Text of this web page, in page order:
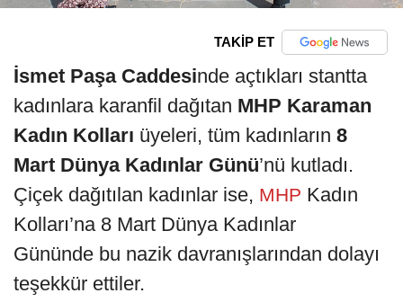
TAKİP ET
İsmet Paşa Caddesinde açtıkları stantta
kadınlara karanfil dağıtan MHP Karaman
Kadın Kolları üyeleri, tüm kadınların 8
Mart Dünya Kadınlar Günü’nü kutladı.
Çiçek dağıtılan kadınlar ise, MHP Kadın
Kolları’na 8 Mart Dünya Kadınlar
Gününde bu nazik davranışlarından dolayı
teşekkür ettiler.